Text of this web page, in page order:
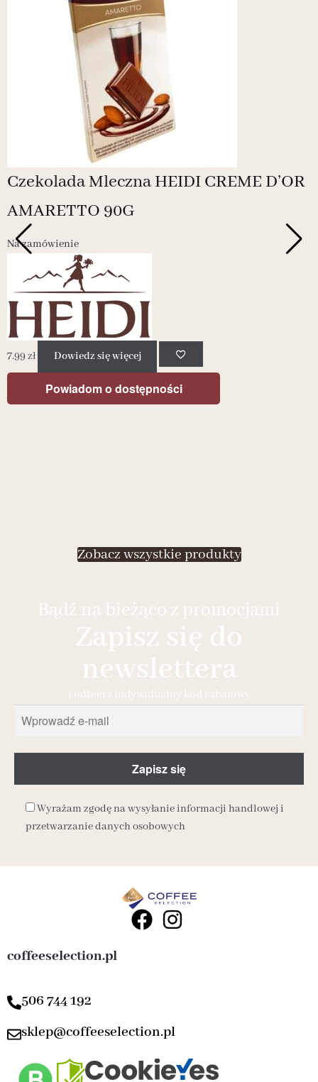
Czekolada Mleczna HEIDI CREME D’OR
AMARETTO 90G
Na zamówienie
7.99zł Dowiedz się więcej
Powiadom o dostępności
Zobacz wszystkie produkty
Bądź na bieżąco z promocjami
Zapisz się do
newslettera
i odbierz indywidualny kod rabatowy
Wyrażam zgodę na wysyłanie informacji handlowej i
przetwarzanie danych osobowych
coffeeselection.pl
506 744 192
sklep@coffeeselection.pl